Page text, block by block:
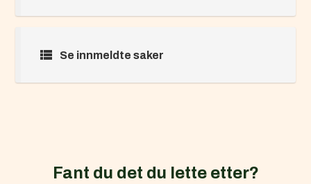
Se innmeldte saker
Fant du det du lette etter?